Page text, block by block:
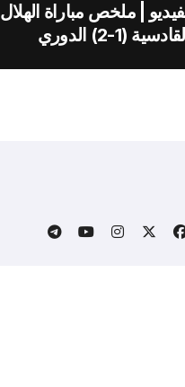
| ملخص مباراة الهلال
والقادسية (1-2) الدوري